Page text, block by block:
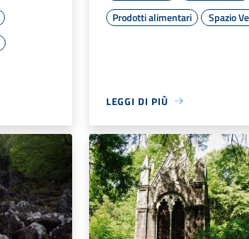
Prodotti alimentari
Spazio
LEGGI DI PIÙ